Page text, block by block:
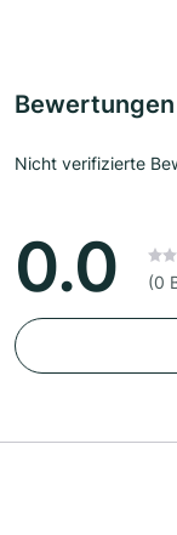
Bewertungen
Nicht verifizierte
0.0 (0